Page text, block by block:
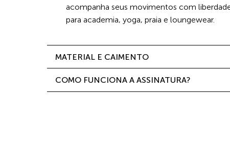
acompanha seus movimentos com
para academia, yoga, praia e loungewear.
MATERIAL E CAIMENTO
COMO FUNCIONA A ASSINATURA?